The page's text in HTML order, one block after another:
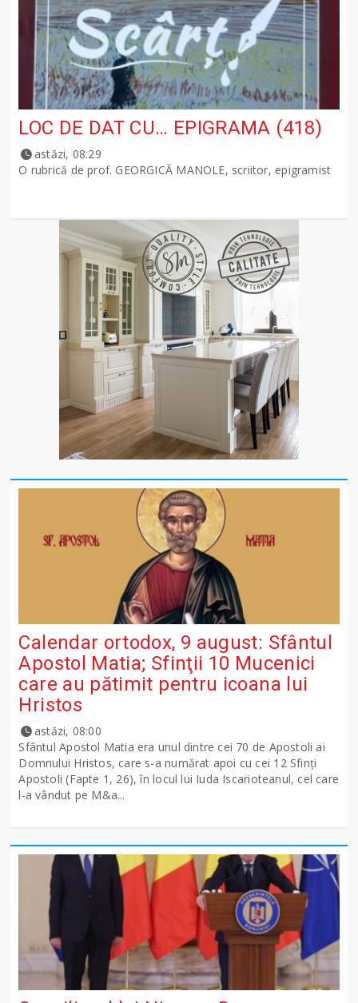
LOC DE DAT CU… EPIGRAMA (418)
astăzi, 08:29
O rubrică de prof. GEORGICĂ MANOLE, scriitor, epigramist
Calendar ortodox, 9 august: Sfântul
Apostol Matia; Sfinţii 10 Mucenici
care au pătimit pentru icoana lui
Hristos
astăzi, 08:00
Sfântul Apostol Matia era unul dintre cei 70 de Apostoli ai
Domnului Hristos, care s-a numărat apoi cu cei 12 Sfinţi
Apostoli (Fapte 1, 26), în locul lui Iuda Iscarioteanul, cel care
l-a vândut pe M&a...